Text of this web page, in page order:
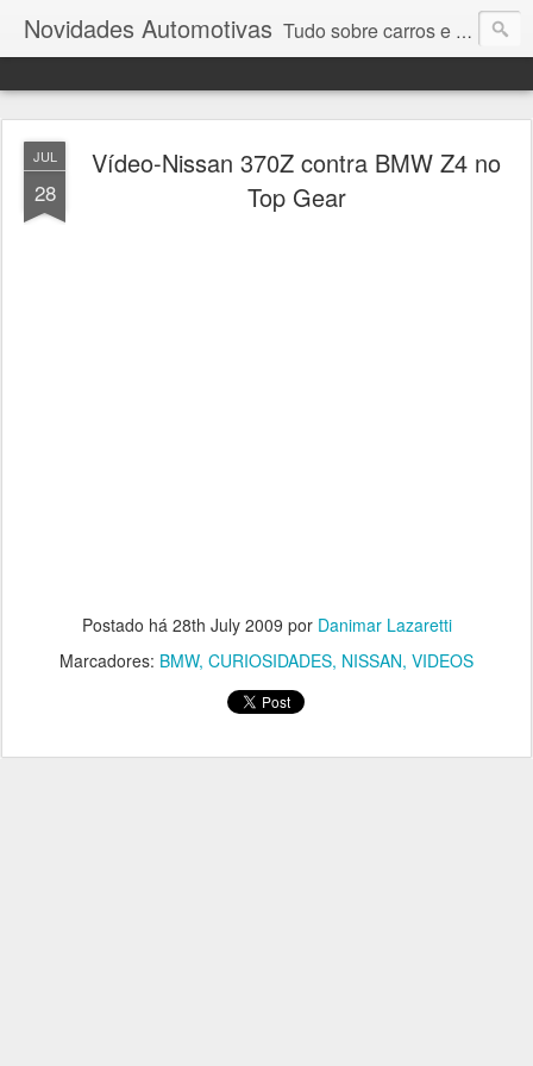
Novidades Automotivas Tudo sobre carros e motores
JUL
28
Vídeo-Nissan 370Z contra BMW Z4 no
Top Gear
Postado há 28th July 2009 por Danimar Lazaretti
Marcadores: BMW CURIOSIDADES NISSAN VIDEOS